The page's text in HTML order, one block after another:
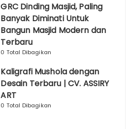
GRC Dinding Masjid, Paling
Banyak Diminati Untuk
Bangun Masjid Modern dan
Terbaru
0 Total Dibagikan
Kaligrafi Mushola dengan
Desain Terbaru | CV. ASSIRY
ART
0 Total Dibagikan